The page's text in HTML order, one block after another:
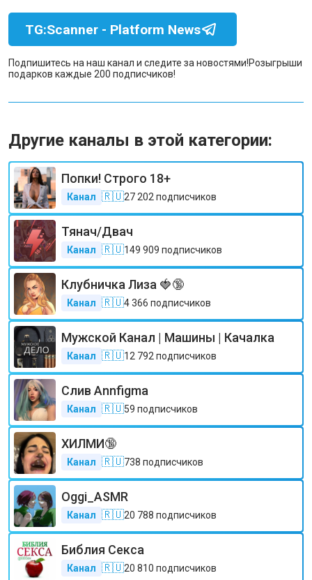
TG:Scanner - Platform News
Подпишитесь на наш канал и следите за новостями!Розыгрыши
подарков каждые 200 подписчиков!
Другие каналы в этой категории:
Попки! Строго 18+
Канал 🇷🇺27 202 подписчиков
Тянач/Двач
Канал 🇷🇺149 909 подписчиков
Клубничка Лиза 🍓🔞
Канал 🇷🇺4 366 подписчиков
Мужской Канал | Машины | Качалка
Канал 🇷🇺12 792 подписчиков
Слив Annfigma
Канал 🇷🇺59 подписчиков
ХИЛМИ🔞
Канал 🇷🇺738 подписчиков
Oggi_ASMR
Канал 🇷🇺20 788 подписчиков
Библия Секса
Канал 🇷🇺20 810 подписчиков